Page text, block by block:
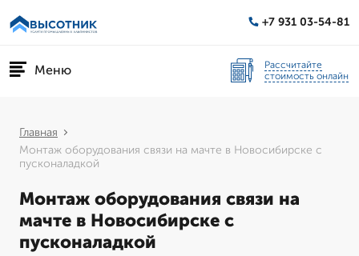
+7 931 03-54-81
Меню
Рассчитайте
стоимость онлайн
Главная
Монтаж оборудования связи на мачте в Новосибирске с
пусконаладкой
Монтаж оборудования связи на
мачте в Новосибирске с
пусконаладкой